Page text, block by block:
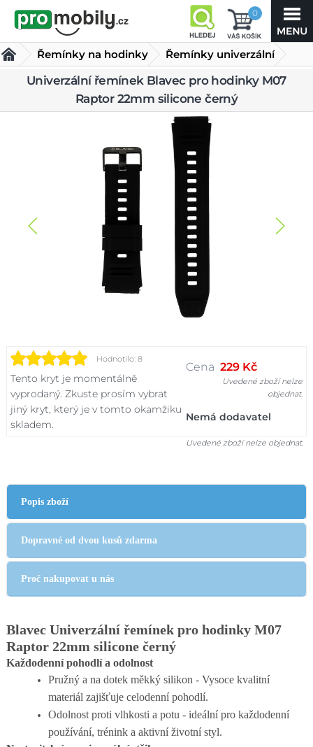
0
Řemínky na hodinky Řemínky univerzální
Univerzální řemínek Blavec pro hodinky M07 Raptor
22mm silicone černý
Univerzální řemínek Blavec pro hodinky M07
Raptor 22mm silicone černý
Hodnotilo: 8
Tento kryt je momentálně
vyprodaný. Zkuste prosím vybrat
jiný kryt, který je v tomto okamžiku
skladem.
Cena 229 Kč
Uvedené zboží nelze
objednat.
Nemá dodavatel
Uvedené zboží nelze objednat.
Popis zboží
Dopravné od dvou kusů zdarma
Proč nakupovat u nás
Blavec Univerzální řemínek pro hodinky M07
Raptor 22mm silicone černý
Každodenní pohodlí a odolnost
Pružný a na dotek měkký silikon - Vysoce kvalitní
materiál zajišťuje celodenní pohodlí.
Odolnost proti vlhkosti a potu - ideální pro každodenní
používání, trénink a aktivní životní styl.